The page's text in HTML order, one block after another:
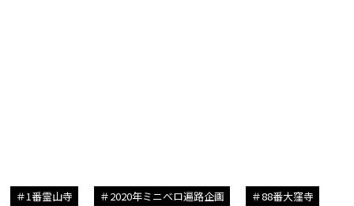
1番霊山寺 2020年ミニベロ遍路企画 88番大窪寺